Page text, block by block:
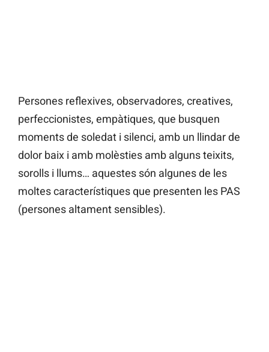
Persones reflexives, observadores, creatives,
perfeccionistes, empàtiques, que busquen
moments de soledat i silenci, amb un llindar de
dolor baix i amb molèsties amb alguns teixits,
sorolls i llums… aquestes són algunes de les
moltes característiques que presenten les PAS
(persones altament sensibles).